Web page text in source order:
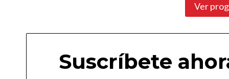
Ver
Suscríbete